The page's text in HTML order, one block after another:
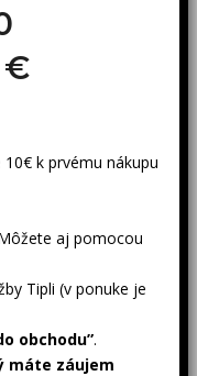
€
k prvému nákupu
aj pomocou
Tipli (v ponuke je
obchodu”.
máte záujem